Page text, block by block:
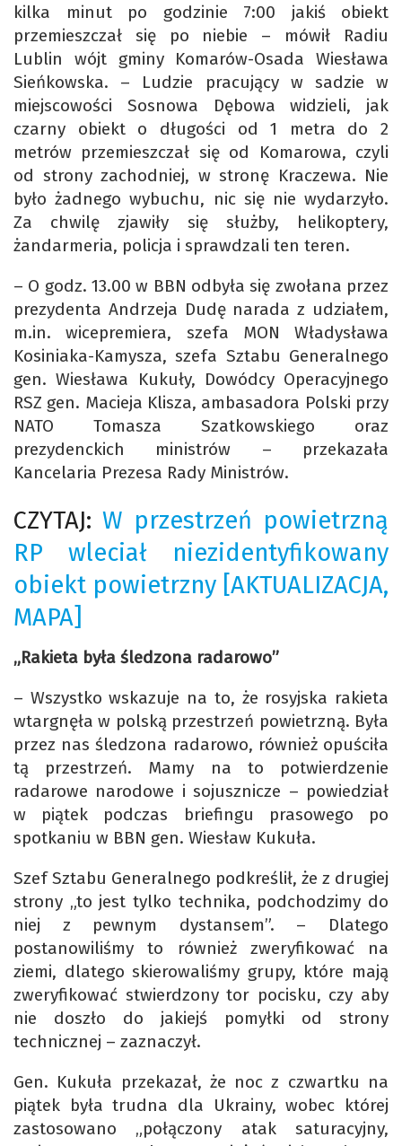
kilka minut po godzinie 7:00 jakiś obiekt
przemieszczał się po niebie – mówił Radiu
Lublin wójt gminy Komarów-Osada Wiesława
Sieńkowska. – Ludzie pracujący w sadzie w
miejscowości Sosnowa Dębowa widzieli, jak
czarny obiekt o długości od 1 metra do 2
metrów przemieszczał się od Komarowa, czyli
od strony zachodniej, w stronę Kraczewa. Nie
było żadnego wybuchu, nic się nie wydarzyło.
Za chwilę zjawiły się służby, helikoptery,
żandarmeria, policja i sprawdzali ten teren.
– O godz. 13.00 w BBN odbyła się zwołana przez
prezydenta Andrzeja Dudę narada z udziałem,
m.in. wicepremiera, szefa MON Władysława
Kosiniaka-Kamysza, szefa Sztabu Generalnego
gen. Wiesława Kukuły, Dowódcy Operacyjnego
RSZ gen. Macieja Klisza, ambasadora Polski przy
NATO Tomasza Szatkowskiego oraz
prezydenckich ministrów – przekazała
Kancelaria Prezesa Rady Ministrów.
CZYTAJ: W przestrzeń powietrzną
RP wleciał niezidentyfikowany
obiekt powietrzny [AKTUALIZACJA,
MAPA]
„Rakieta była śledzona radarowo”
– Wszystko wskazuje na to, że rosyjska rakieta
wtargnęła w polską przestrzeń powietrzną. Była
przez nas śledzona radarowo, również opuściła
tą przestrzeń. Mamy na to potwierdzenie
radarowe narodowe i sojusznicze – powiedział
w piątek podczas briefingu prasowego po
spotkaniu w BBN gen. Wiesław Kukuła.
Szef Sztabu Generalnego podkreślił, że z drugiej
strony „to jest tylko technika, podchodzimy do
niej z pewnym dystansem”. – Dlatego
postanowiliśmy to również zweryfikować na
ziemi, dlatego skierowaliśmy grupy, które mają
zweryfikować stwierdzony tor pocisku, czy aby
nie doszło do jakiejś pomyłki od strony
technicznej – zaznaczył.
Gen. Kukuła przekazał, że noc z czwartku na
piątek była trudna dla Ukrainy, wobec której
zastosowano „połączony atak saturacyjny,